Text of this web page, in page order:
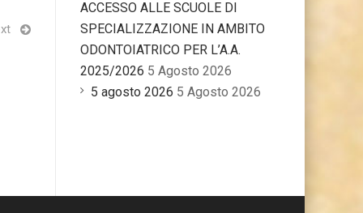
ACCESSO ALLE SCUOLE DI
SPECIALIZZAZIONE IN AMBITO
ODONTOIATRICO PER L’A.A.
2025/2026 5 Agosto 2026
5 agosto 2026 5 Agosto 2026